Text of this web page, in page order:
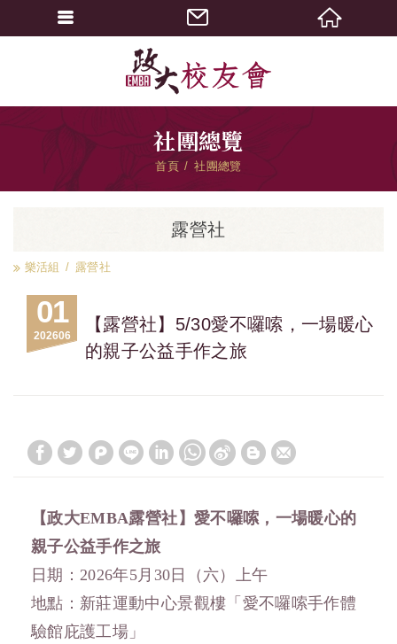
社團總覽
首頁 社團總覽
露營社
樂活組 露營社
01
06
2026
【露營社】5/30愛不囉嗦，一場暖心
的親子公益手作之旅
【政大EMBA露營社】愛不囉嗦，一場暖心的
親子公益手作之旅
日期：2026年5月30日（六）上午
地點：新莊運動中心景觀樓「愛不囉嗦手作體
驗館庇護工場」